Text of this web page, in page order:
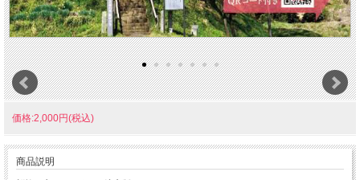
価格:2,000円(税込)
商品説明